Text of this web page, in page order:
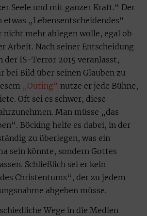
Seele und mit ganzer Kraft.“ Der
etwas „Lebensentscheidendes“
nicht mehr ablegen wolle, egal ob
Arbeit. Nach seiner Entscheidung
der IS-Terror 2015 veranlasst,
bei Bild über seinen Glauben zu
„Outing“ nutze er jede Bühne,
Oft sei es schwer, diese
Man müsse „das
Böcking helfe es dabei, in der
zu überlegen, was ein
sein könnte, sondern Gottes
Schließlich sei er kein
Christentums“, der zu jedem
abgeben müsse.
Wege in die Medien